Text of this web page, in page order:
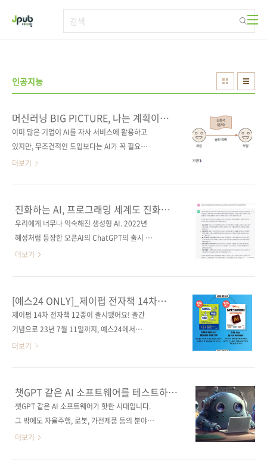
인공지능
머신러닝 BIG PICTURE, 나는 계획이
있다
이미 많은 기업이 AI를 자사 서비스에 활용하고
있지만, 무조건적인 도입보다는 AI가 꼭 필요한
비즈니스 과제인지 판단하는 게 우선입니다. 머
은 프로젝트에서 ‘머신러닝이 필요하지 않다’라
고 말하는 것이다”라는 농담이 있다고 합니다.
이번에 출간된 《머신러닝 시스템 구축 실전 가
도입할 만한 과제는 “머신러닝이 아닌 다른 방법
으로 해결했을 때 품질이나 비용 측면에서 효용
인 이야기임에도, 몇 년 전 딥러닝(NLP)이 부상
하며 챗봇이 유행하자 국내 기업들은 ‘보여주
기’를 위해 앞다투어 챗봇을 도입했죠. 결과적으
로 사용자에게 불편함만..
더보기
진화하는 AI, 프로그래밍 세계도 진화하고
있다
우리에게 너무나 익숙해진 생성형 AI. 2022년
혜성처럼 등장한 오픈AI의 ChatGPT의 출시 이
래 수많은 생성형 AI가 나왔습니다. 구글에서는
(BingChat) 등 내로라하는 기업들에서 앞다투
어 내놓았죠. 바로 얼마 전 네이버에서도 하이퍼
클로바X(HyperCLOVA X)를 선보였습니다. '기
호기심 때문이라도 한 번쯤 써봤을 것이라고 생
각합니다. 등장 당시 굉장한 충격으로 다가왔고,
출판계에서도 이 흐름을 놓치지 않고 수많은 책
이 쏟아져 나왔습니다. 저도 안 써볼 수 없어서
이번에 소개해드릴 《인간 vs. AI 정규표현식 ..
더보기
[예스24 ONLY]_제이펍 전자책 14차
런칭 이벤트
제이펍 14차 전자책 12종이 출시됐어요! 출간
기념으로 23년 7월 11일까지, 예스24에서
10% 할인 이벤트를 진행합니다. 베스트셀러 엑
러스트레이터》부터 많은 개발자의 사랑을 받고
있는 《나는 네이버 프런트엔드 개발자입니다》
와 《자바와 파이썬으로 만드는 빅데이터 시스
전자책(PDF 기반)으로 만나보실 수 있습니다.
아래에서 저희 제이펍이 펴낸 전자책 전체 리스
더보기
챗GPT 같은 AI 소프트웨어를 테스트하고
싶다면
챗GPT 같은 AI 소프트웨어가 핫한 시대입니다.
그 밖에도 자율주행, 로봇, 가전제품 등의 분야에
서 AI 개발과 활용에 대한 수요가 급증하면서 AI
더보기